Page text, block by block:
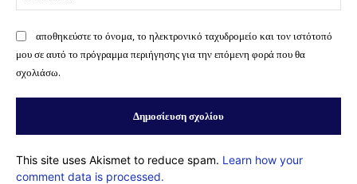
αποθηκεύστε το όνομα, το ηλεκτρονικό ταχυδρομείο και τον ιστότοπό
μου σε αυτό το πρόγραμμα περιήγησης για την επόμενη φορά που θα
σχολιάσω.
This site uses Akismet to reduce spam. Learn how your
comment data is processed.